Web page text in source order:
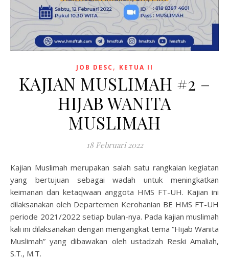
JOB DESC , KETUA II
KAJIAN MUSLIMAH #2 –
HIJAB WANITA
MUSLIMAH
18 Februari 2022
Kajian Muslimah merupakan salah satu rangkaian kegiatan
yang bertujuan sebagai wadah untuk meningkatkan
keimanan dan ketaqwaan anggota HMS FT-UH. Kajian ini
dilaksanakan oleh Departemen Kerohanian BE HMS FT-UH
periode 2021/2022 setiap bulan-nya. Pada kajian muslimah
kali ini dilaksanakan dengan mengangkat tema “Hijab Wanita
Muslimah” yang dibawakan oleh ustadzah Reski Amaliah,
S.T., M.T.